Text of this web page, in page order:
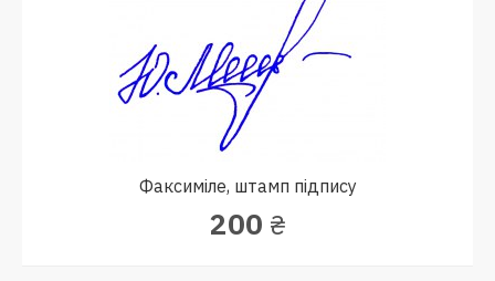
Факсиміле, штамп підпису
200 ₴